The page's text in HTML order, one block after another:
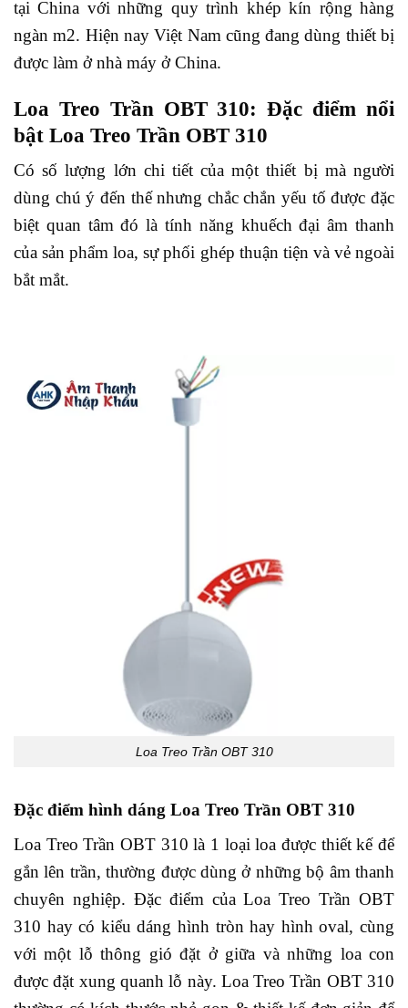
tại China với những quy trình khép kín rộng hàng
ngàn m2. Hiện nay Việt Nam cũng đang dùng thiết bị
được làm ở nhà máy ở China.
Loa Treo Trần OBT 310: Đặc điểm nổi
bật Loa Treo Trần OBT 310
Có số lượng lớn chi tiết của một thiết bị mà người
dùng chú ý đến thế nhưng chắc chắn yếu tố được đặc
biệt quan tâm đó là tính năng khuếch đại âm thanh
của sản phẩm loa, sự phối ghép thuận tiện và vẻ ngoài
bắt mắt.
Loa Treo Trần OBT 310
Đặc điểm hình dáng Loa Treo Trần OBT 310
Loa Treo Trần OBT 310 là 1 loại loa được thiết kế để
gắn lên trần, thường được dùng ở những bộ âm thanh
chuyên nghiệp. Đặc điểm của Loa Treo Trần OBT
310 hay có kiểu dáng hình tròn hay hình oval, cùng
với một lỗ thông gió đặt ở giữa và những loa con
được đặt xung quanh lỗ này. Loa Treo Trần OBT 310